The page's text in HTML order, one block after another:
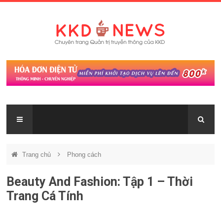
Trang chủ Phong cách
Beauty And Fashion: Tập 1 – Thời
Trang Cá Tính